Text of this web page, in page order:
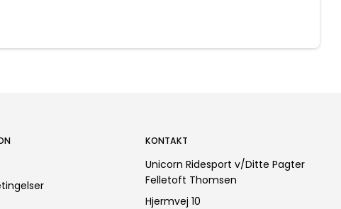
KONTAKT
Unicorn Ridesport v/Ditte Pagter
Felletoft Thomsen
Hjermvej 10